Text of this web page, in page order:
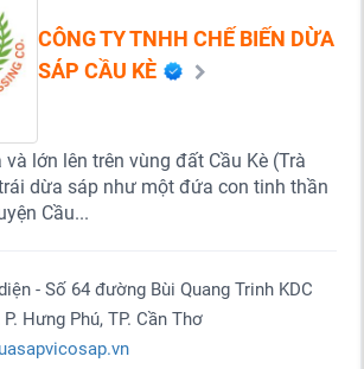
CÔNG TY TNHH CHẾ BIẾN DỪA
SÁP CẦU KÈ
lớn lên trên vùng đất Cầu Kè (Trà
dừa sáp như một đứa con tinh thần
Cầu...
- Số 64 đường Bùi Quang Trinh KDC
P. Hưng Phú, TP. Cần Thơ